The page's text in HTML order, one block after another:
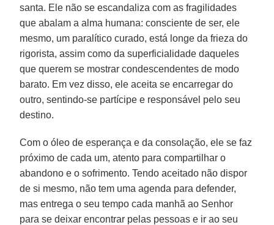
santa. Ele não se escandaliza com as fragilidades
que abalam a alma humana: consciente de ser, ele
mesmo, um paralítico curado, está longe da frieza do
rigorista, assim como da superficialidade daqueles
que querem se mostrar condescendentes de modo
barato. Em vez disso, ele aceita se encarregar do
outro, sentindo-se partícipe e responsável pelo seu
destino.
Com o óleo de esperança e da consolação, ele se faz
próximo de cada um, atento para compartilhar o
abandono e o sofrimento. Tendo aceitado não dispor
de si mesmo, não tem uma agenda para defender,
mas entrega o seu tempo cada manhã ao Senhor
para se deixar encontrar pelas pessoas e ir ao seu